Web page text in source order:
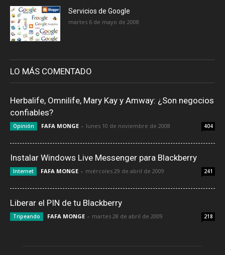
Servicios de Google
martes 6 de mayo de 2008
LO MÁS COMENTADO
Herbalife, Omnilife, Mary Kay y Amway: ¿Son negocios
confiables?
Opinión FAFA MONGE - lunes 10 de noviembre de 2008 404
Instalar Windows Live Messenger para Blackberry
Internet FAFA MONGE - miércoles 29 de abril de 2009 241
Liberar el PIN de tu Blackberry
Tripeando FAFA MONGE - martes 28 de abril de 2009 218